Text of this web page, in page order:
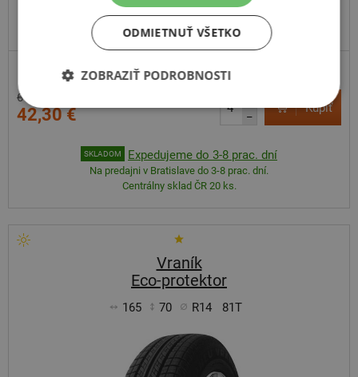
ZOSÍLENÁ
67,44 €
42,30 €
–
Kúpiť
SKLADOM Expedujeme do 3-8 prac. dní
Na predajni v Bratislave do 3-8 prac. dní.
Centrálny sklad ČR 20 ks.
Vraník
Eco-protektor
165 70 R14 81T
ODMIETNUŤ VŠETKO
ZOBRAZIŤ PODROBNOSTI